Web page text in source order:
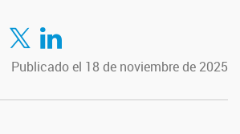
en Facebook
Compartir en TwitterCompartir en LinkedIn
Publicado el 18 de noviembre de 2025